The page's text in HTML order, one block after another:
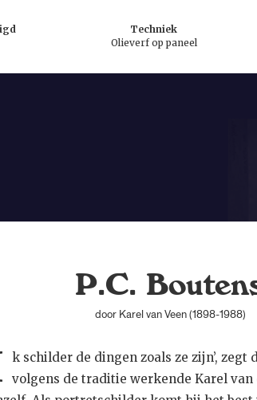
Techniek
Olieverf op paneel
P.C.
door Karel van Veen (1898-1988)
k schilder de dingen zoals ze zijn’, zegt
volgens de traditie werkende Karel van